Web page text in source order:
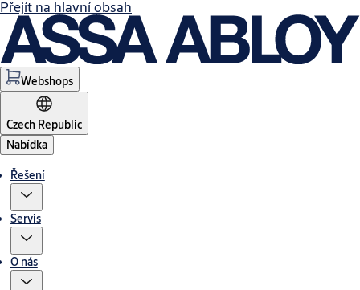
Přejít na hlavní obsah
Webshops
Czech Republic
Nabídka
Řešení
Servis
O nás